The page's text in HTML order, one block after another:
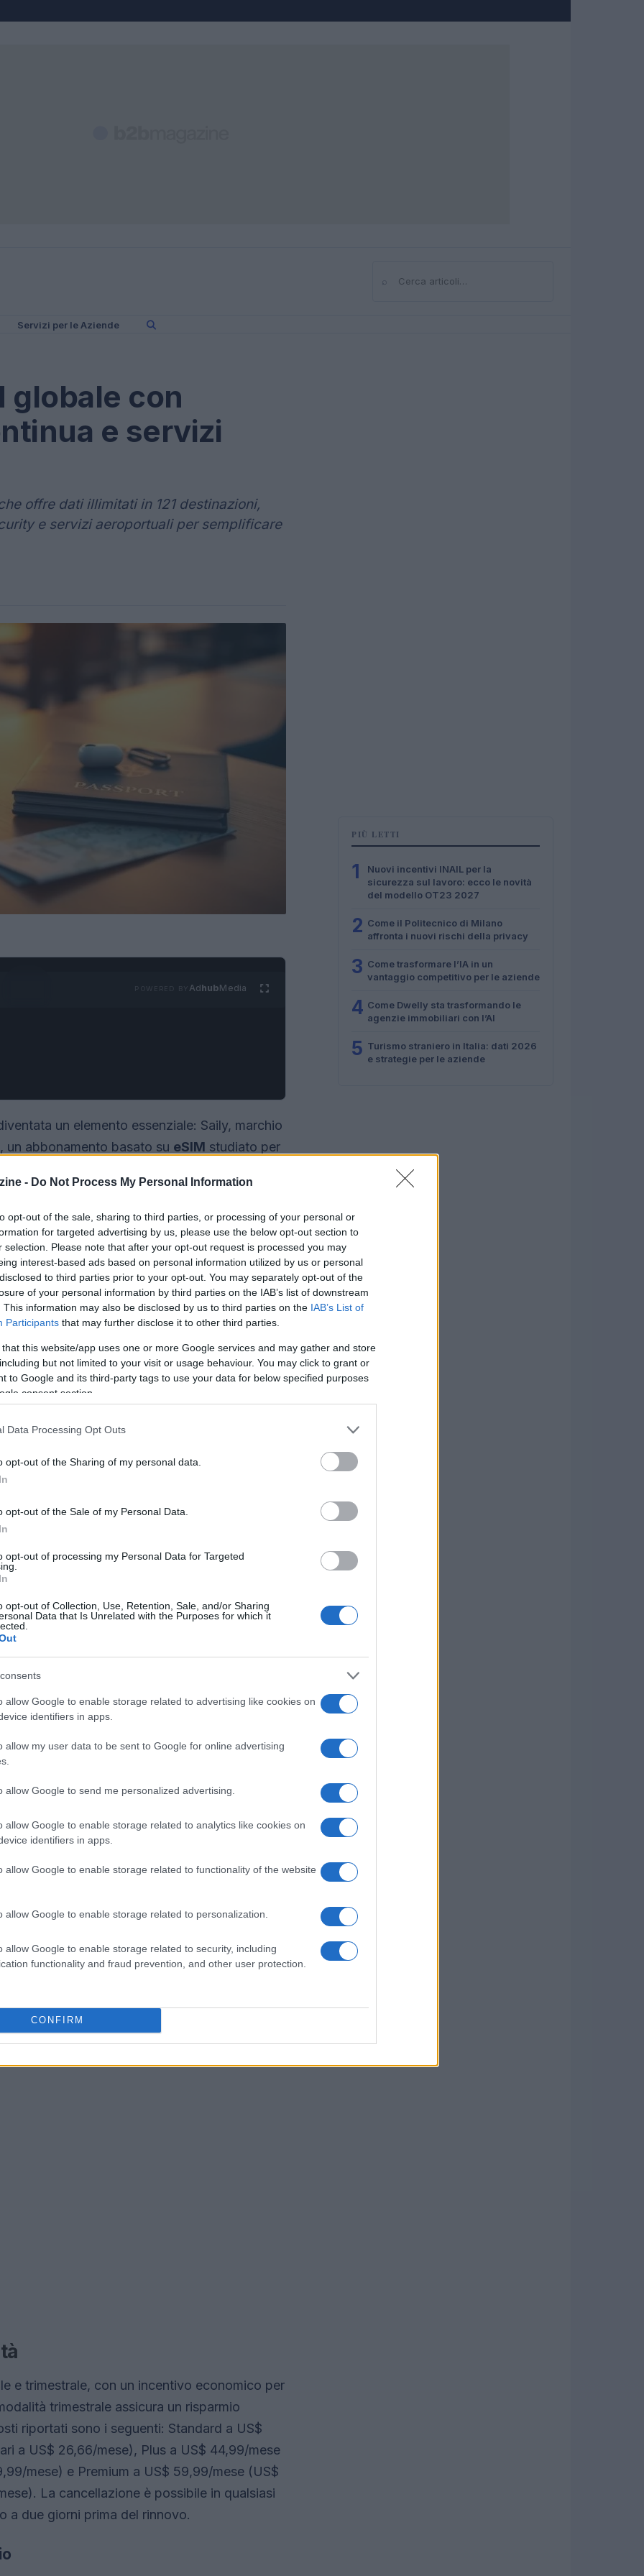
- Do Not Process My Personal Information
opt-out of the sale, sharing to third parties, or processing of your personal or
for targeted advertising by us, please use the below opt-out section to
selection. Please note that after your opt-out request is processed you may
interest-based ads based on personal information utilized by us or personal
to third parties prior to your opt-out. You may separately opt-out of the
of your personal information by third parties on the IAB’s list of downstream
This information may also be disclosed by us to third parties on the IAB’s List of
Participants that may further disclose it to other third parties.
that this website/app uses one or more Google services and may gather and store
but not limited to your visit or usage behaviour. You may click to grant or
to Google and its third-party tags to use your data for below specified purposes
consent section.
Data Processing Opt Outs
opt-out of the Sharing of my personal data.
opt-out of the Sale of my Personal Data.
opt-out of processing my Personal Data for Targeted
opt-out of Collection, Use, Retention, Sale, and/or Sharing
Data that Is Unrelated with the Purposes for which it
allow Google to enable storage related to advertising like cookies on
identifiers in apps.
allow my user data to be sent to Google for online advertising
allow Google to send me personalized advertising.
allow Google to enable storage related to analytics like cookies on
identifiers in apps.
allow Google to enable storage related to functionality of the website
allow Google to enable storage related to personalization.
allow Google to enable storage related to security, including
functionality and fraud prevention, and other user protection.
CONFIRM
⌕Cerca
Servizi per le Aziende
globale con
e servizi
offre dati illimitati in 121 destinazioni,
e servizi aeroportuali per semplificare
AdhubMedia
un elemento essenziale: Saily, marchio
, un abbonamento basato su eSIM studiato per
servizio mira a eliminare le interruzioni tra
che combinacopertura globale,
gli spostamenti in aeroporto.
in trasferta: con Saily Ultra
lavoro e intrattenimento anche durante i
la semplicità di gestione dell’
eSIM
l’esperienza di viaggio, come accessi alle
Stati Uniti, Regno Unito, Canada e Australia.
profili —
di traffico erogato alla massima velocità
Dopo il consumo dei giga ad alta
interruzioni a una velocità fissa di1 Mbps
principali e alcune attività produttive
di garantire una connessione stabile
volta. Questo approccio semplifica la
e consente di mantenere attive app
di cloud. In pratica, l’utente può passare
sulla configurazione del dispositivo,
e trimestrale, con un incentivo economico per
trimestrale assicura un risparmio
riportati sono i seguenti: Standard a US$
a US$ 26,66/mese), Plus a US$ 44,99/mese
mese) e Premium a US$ 59,99/mese (US$
La cancellazione è possibile in qualsiasi
a due giorni prima del rinnovo.
PIÙ LETTI
1
Nuovi incentivi INAIL per la
sicurezza sul lavoro: ecco le novità
del modello OT23 2027
2 Come il Politecnico di Milano
affronta i nuovi rischi della privacy
3 Come trasformare l’IA in un
vantaggio competitivo per le aziende
4 Come Dwelly sta trasformando le
agenzie immobiliari con l’AI
5 Turismo straniero in Italia: dati 2026
e strategie per le aziende